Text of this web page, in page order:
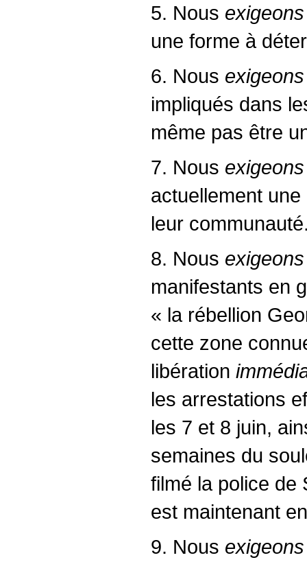
5. Nous
une forme à
6. Nous exigeons
impliqués dans
même pas être
7. Nous exigeons
actuellement
leur
8. Nous exigeons
manifestants en
« la rébellion
cette zone
libération
les arrestations
les 7 et 8 juin,
semaines du
filmé la police de
est maintenant
9. Nous exigeons